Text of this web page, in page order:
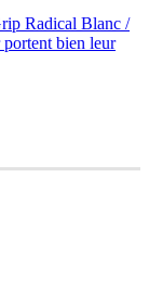
Radical Blanc /
bien leur